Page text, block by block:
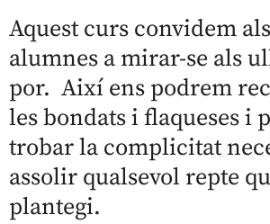
Aquest curs convidem
alumnes a mirar-se als
por. Així ens podrem
les bondats i flaqueses i
trobar la complicitat
assolir qualsevol repte
plantegi.